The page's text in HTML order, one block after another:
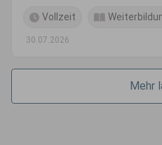
Vollzeit
30.07.2026
Mehr